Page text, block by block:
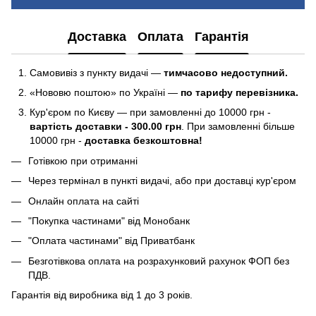
Доставка Оплата Гарантія
Самовивіз з пункту видачі — тимчасово недоступний.
«Нововю поштою» по Україні — по тарифу перевізника.
Кур'єром по Києву — при замовленні до 10000 грн -
вартість доставки - 300.00 грн. При замовленні більше
10000 грн - доставка безкоштовна!
Готівкою при отриманні
Через термінал в пункті видачі, або при доставці кур'єром
Онлайн оплата на сайті
"Покупка частинами" від Монобанк
"Оплата частинами" від Приватбанк
Безготівкова оплата на розрахунковий рахунок ФОП без
ПДВ.
Гарантія від виробника від 1 до 3 років.